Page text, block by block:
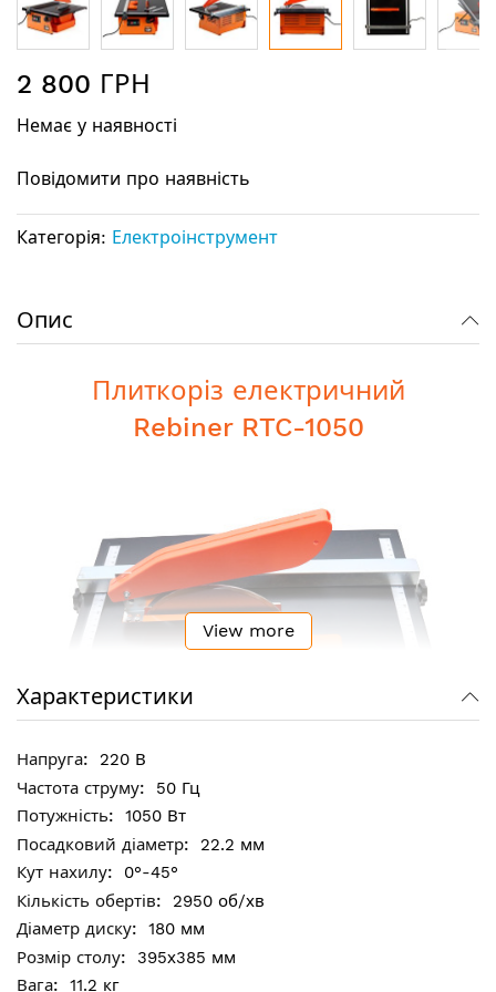
до
галереї
2 800 ГРН
Немає у наявності
Повідомити про наявність
Категорія: Електроінструмент
Опис
Плиткоріз електричний
Rebiner RTC-1050
Ключові особливості:
Паралельний упор з лінійкою дозволяє точно
View more
Характеристики
220 В
50 Гц
1050 Вт
22.2 мм
0°-45°
2950 об/хв
180 мм
395х385 мм
11.2 кг